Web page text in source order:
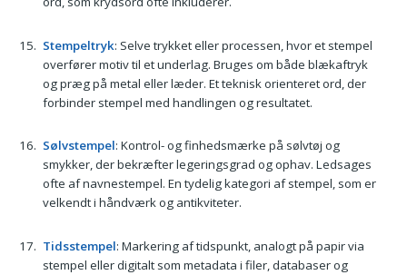
Stempeltryk: Selve trykket eller processen, hvor et stempel
overfører motiv til et underlag. Bruges om både blækaftryk
og præg på metal eller læder. Et teknisk orienteret ord, der
forbinder stempel med handlingen og resultatet.
Sølvstempel: Kontrol- og finhedsmærke på sølvtøj og
smykker, der bekræfter legeringsgrad og ophav. Ledsages
ofte af navnestempel. En tydelig kategori af stempel, som er
velkendt i håndværk og antikviteter.
Tidsstempel: Markering af tidspunkt, analogt på papir via
stempel eller digitalt som metadata i filer, databaser og